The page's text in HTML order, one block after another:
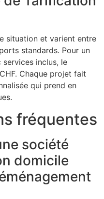
situation et varient entre
standards. Pour un
inclus, le
Chaque projet fait
qui prend en
fréquentes
société
domicile